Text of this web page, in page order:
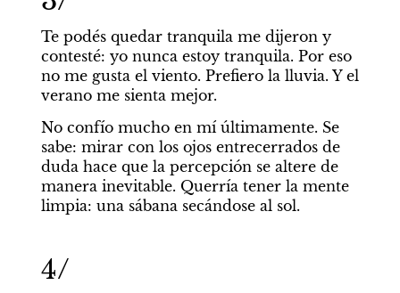
Te podés quedar tranquila me dijeron y
contesté: yo nunca estoy tranquila. Por eso
no me gusta el viento. Prefiero la lluvia. Y el
verano me sienta mejor.
No confío mucho en mí últimamente. Se
sabe: mirar con los ojos entrecerrados de
duda hace que la percepción se altere de
manera inevitable. Querría tener la mente
limpia: una sábana secándose al sol.
4/